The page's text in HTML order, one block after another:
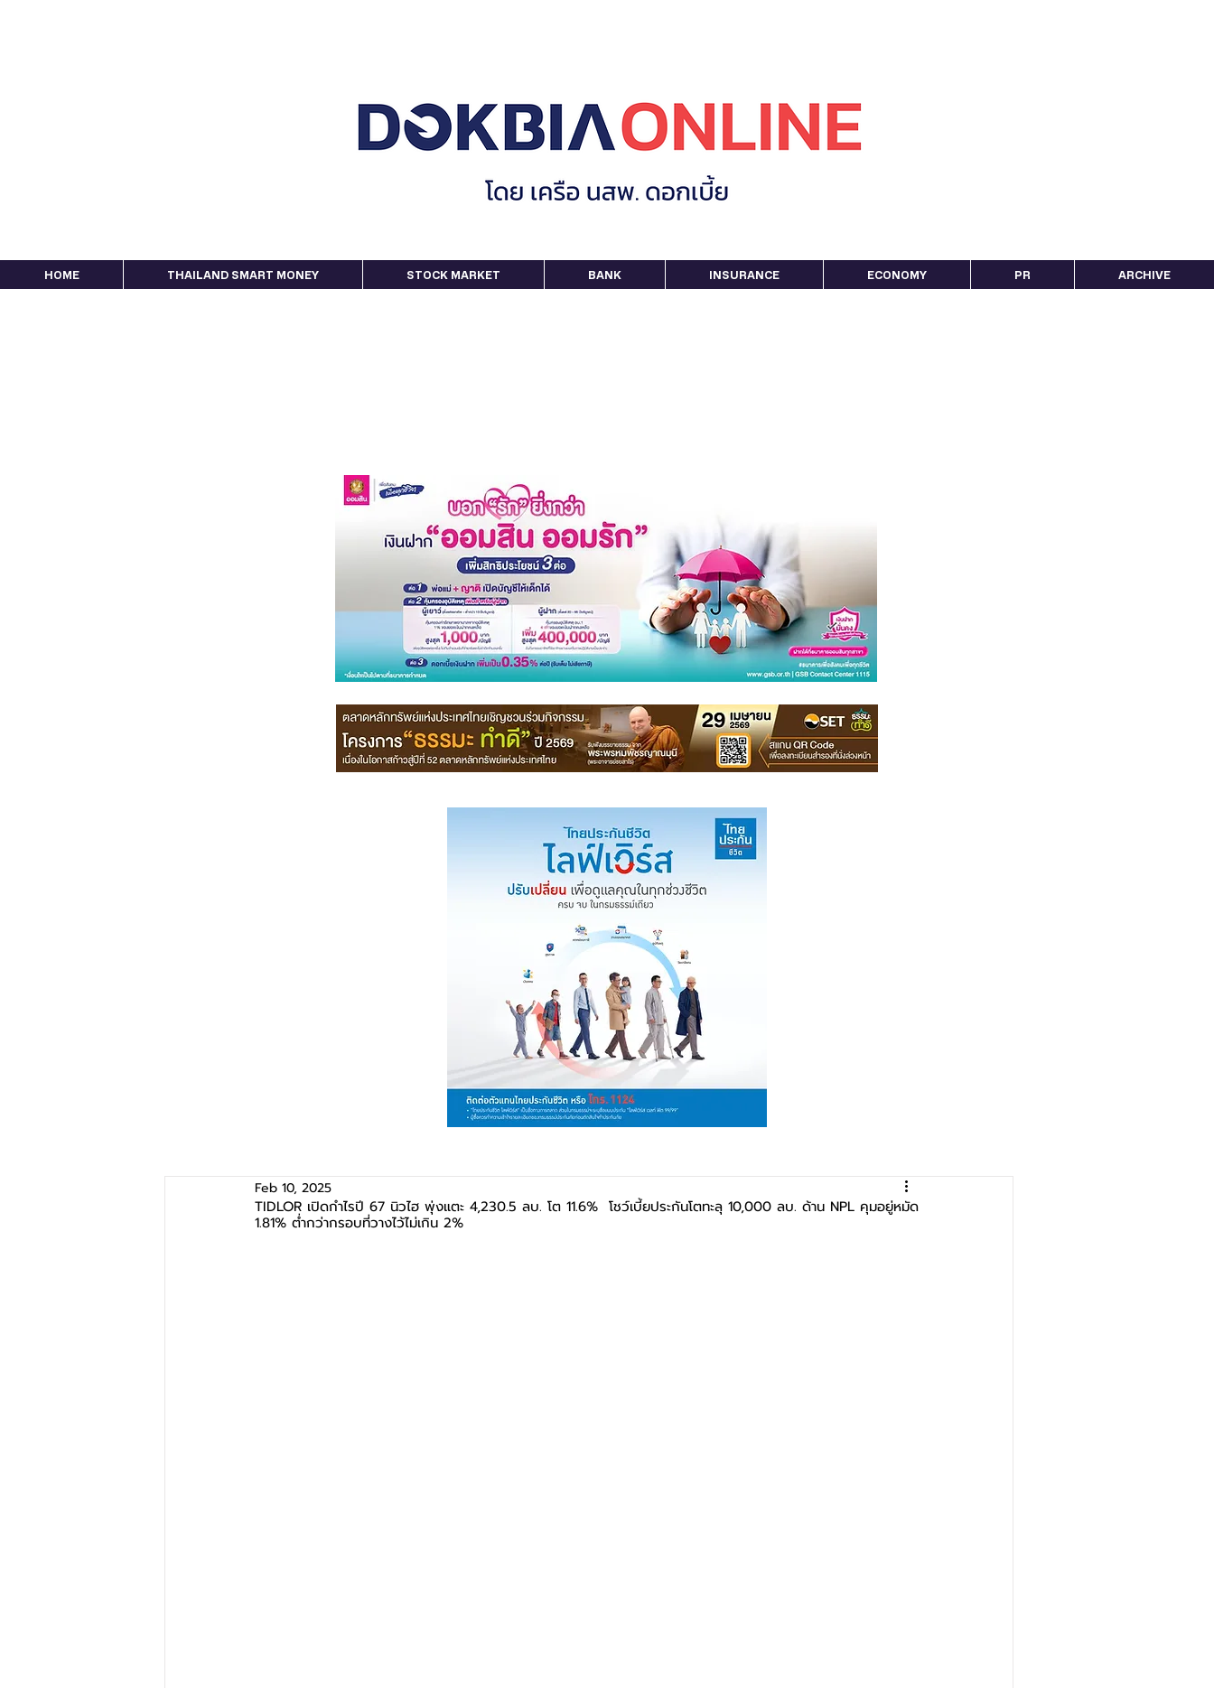
HOME THAILAND SMART MONEY STOCK MARKET BANK INSURANCE ECONOMY PR ARCHIVE
TIDLOR เปิดกำไรปี 67 นิวไฮ พุ่งแตะ 4,230.5 ลบ. โต 11.6% โชว์เบี้ยประกันโตทะลุ 10,000 ลบ. ด้าน NPL คุมอยู่หมัด
1.81% ต่ำกว่ากรอบที่วางไว้ไม่เกิน 2%
Feb 10, 2025